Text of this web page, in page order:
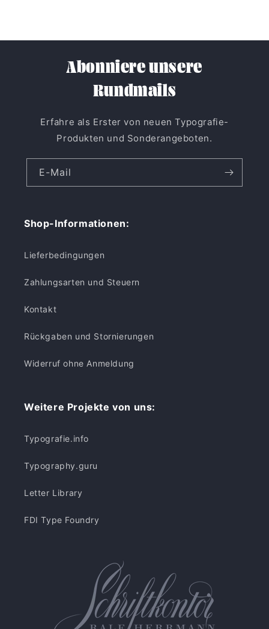
Abonniere unsere
Rundmails
Erfahre als Erster von neuen Typografie-
Produkten und Sonderangeboten.
E-Mail
Shop-Informationen:
Lieferbedingungen
Zahlungsarten und Steuern
Kontakt
Rückgaben und Stornierungen
Widerruf ohne Anmeldung
Weitere Projekte von uns:
Typografie.info
Typography.guru
Letter Library
FDI Type Foundry